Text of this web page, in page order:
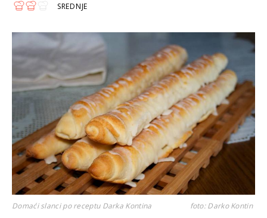
SREDNJE
Domaći slanci po receptu Darka Kontina foto: Darko Kontin